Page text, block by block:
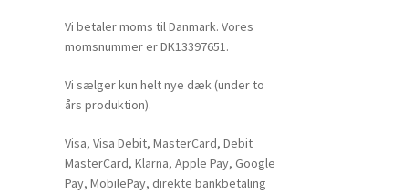
Vi betaler moms til Danmark. Vores
momsnummer er DK13397651.
Vi sælger kun helt nye dæk (under to
års produktion).
Visa, Visa Debit, MasterCard, Debit
MasterCard, Klarna, Apple Pay, Google
Pay, MobilePay, direkte bankbetaling